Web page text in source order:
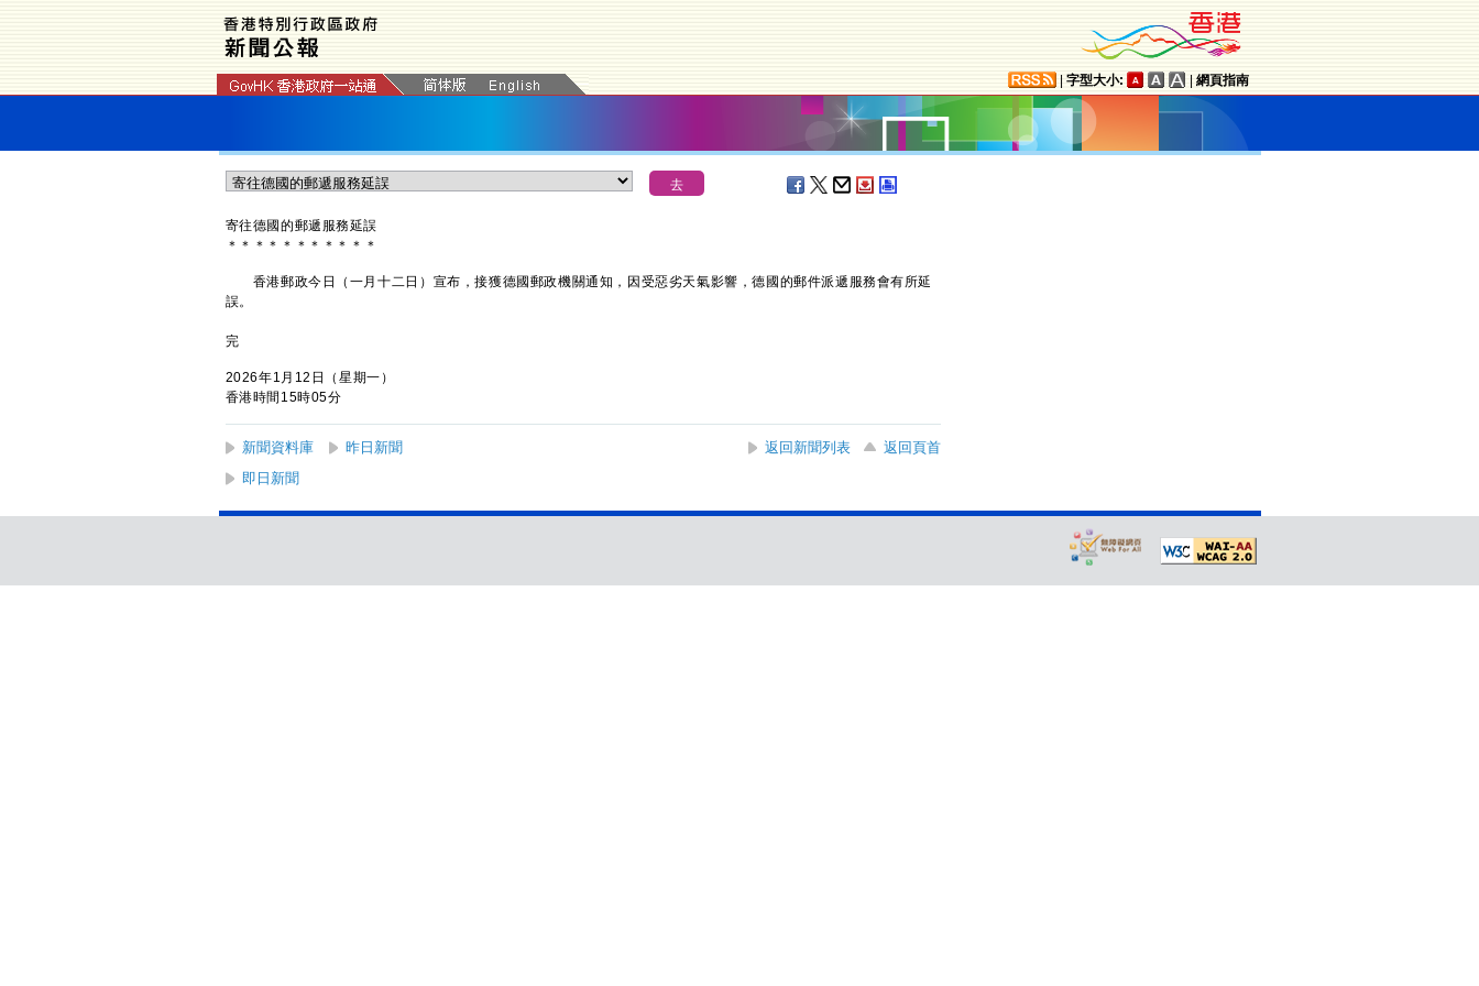
字型大小: 網頁指南
寄往德國的郵遞服務延誤
＊ ＊ ＊ ＊ ＊ ＊ ＊ ＊ ＊ ＊ ＊
​香港郵政今日（一月十二日）宣布，接獲德國郵政機關通知，因受惡劣天氣影響，德國的郵件派遞服務會有所延
誤。
完
2026年1月12日（星期一）
香港時間15時05分
新聞資料庫 昨日新聞 返回新聞列表
返回頁首
即日新聞